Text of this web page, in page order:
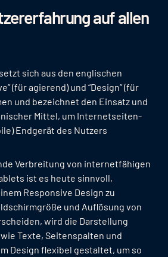
auf allen
sich aus den englischen
(für agierend) und “Design” (für
und bezeichnet den Einsatz und
Mittel, um Internetseiten-
Endgerät des Nutzers
Verbreitung von internetfähigen
ist es heute sinnvoll,
Responsive Design zu
und Auflösung von
wird die Darstellung
Texte, Seitenspalten und
Design flexibel gestaltet, um so